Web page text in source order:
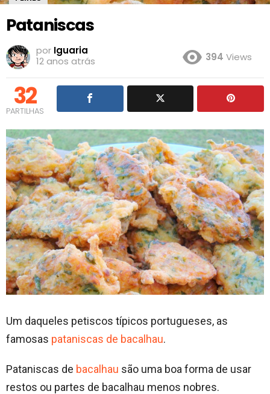
Pataniscas
por Iguaria
12 anos atrás
394 Views
32
PARTILHAS
Um daqueles petiscos típicos portugueses, as
famosas pataniscas de bacalhau.
Pataniscas de bacalhau são uma boa forma de usar
restos ou partes de bacalhau menos nobres.